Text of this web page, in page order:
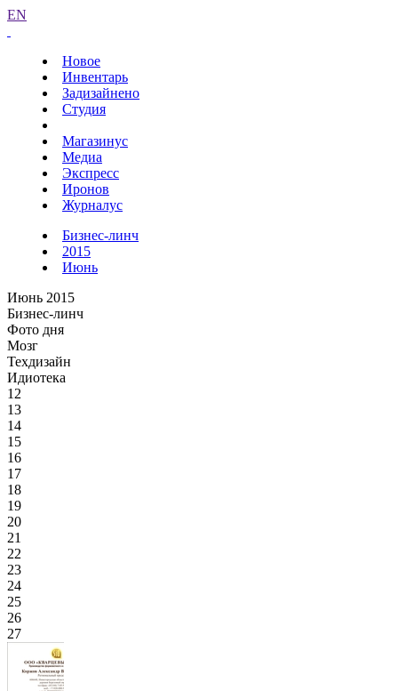
EN
Новое
Инвентарь
Задизайнено
Студия
Магазинус
Медиа
Экспресс
Иронов
Журналус
Бизнес-линч
2015
Июнь
Июнь 2015
Бизнес-линч
Фото дня
Мозг
Техдизайн
Идиотека
12
13
14
15
16
17
18
19
20
21
22
23
24
25
26
27